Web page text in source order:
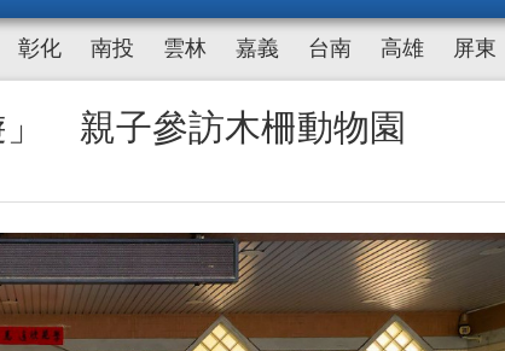
彰化 南投 雲林 嘉義 台南 高雄 屏東
」 親子參訪木柵動物園